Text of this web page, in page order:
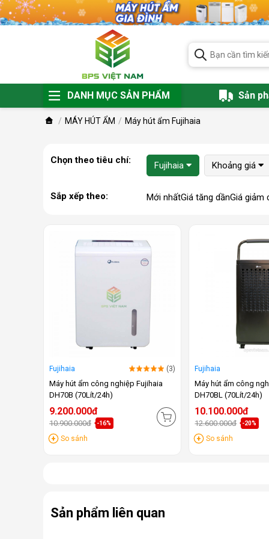
DANH MỤC SẢN PHẨM Sản
MÁY HÚT ẨM Máy hút ẩm Fujihaia
Chọn theo tiêu chí: Fujihaia Khoảng giá
Sắp xếp theo: Mới nhấtGiá tăng dầnGiá giảm
Fujihaia (3)
Máy hút ẩm công nghiệp Fujihaia
DH70B (70Lít/24h)
9.200.000đ
10.900.000đ -16%
So sánh
Fujihaia
Máy hút ẩm công
DH70BL (70Lít/24h)
10.100.000đ
12.600.000đ -20%
So sánh
Sản phẩm liên quan